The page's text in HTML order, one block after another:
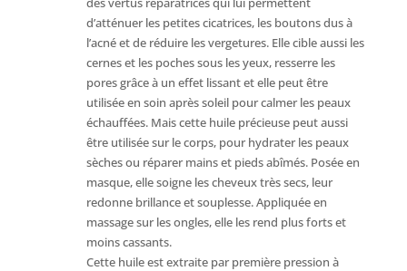
d’atténuer les petites cicatrices, les boutons dus à
l’acné et de réduire les vergetures. Elle cible aussi les
cernes et les poches sous les yeux, resserre les
pores grâce à un effet lissant et elle peut être
utilisée en soin après soleil pour calmer les peaux
échauffées. Mais cette huile précieuse peut aussi
être utilisée sur le corps, pour hydrater les peaux
sèches ou réparer mains et pieds abîmés. Posée en
masque, elle soigne les cheveux très secs, leur
redonne brillance et souplesse. Appliquée en
massage sur les ongles, elle les rend plus forts et
moins cassants.
Cette huile est extraite par première pression à